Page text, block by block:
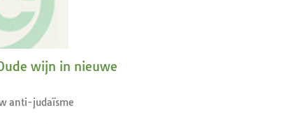
wijn in nieuwe
anti-judaïsme